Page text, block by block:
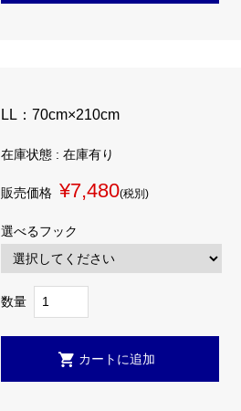
LL：70cm×210cm
在庫状態 : 在庫有り
販売価格 ¥7,480(税別)
選べるフック
数量